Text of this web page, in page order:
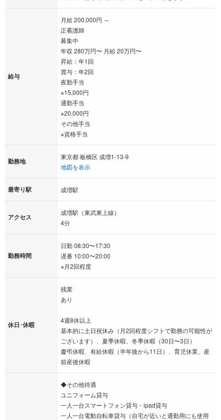
給与
月給 200,000円 ～
正看護師
募集中
年収 280万円〜 月給 20万円〜
昇給：年1回
賞与：年2回
夜勤手当
※15,000円
通勤手当
※20,000円
その他手当
※資格手当
勤務地
東京都 板橋区 成増1-13-9
地図を表示
最寄り駅 成増駅
アクセス
成増駅（東武東上線）
4分
勤務時間
日勤 08:30〜17:30
遅番 10:00〜20:00
※月2回程度
休日･休暇
残業
あり
4週8休以上
基本的に土日祝休み（月2回程度シフトで勤務の可能性が
ございます）、夏季休暇、冬季休暇（30日〜3日）
慶弔休暇、有給休暇（半年後から11日）、育児休業、産
前産後休暇
◆その他待遇
ユニフォーム貸与
一人一台スマートフォン貸与・ipad貸与
一人一台電動自転車貸与（自宅が近いと通勤用にも使用